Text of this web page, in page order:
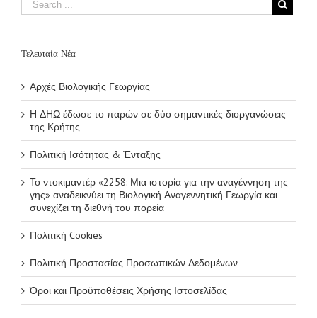
Γεωργία και
Τελευταία Νέα
Αρχές Βιολογικής Γεωργίας
Η ΔΗΩ έδωσε το παρών σε δύο σημαντικές διοργανώσεις
της Κρήτης
Πολιτική Ισότητας & Ένταξης
Το ντοκιμαντέρ «2258: Μια ιστορία για την αναγέννηση της
γης» αναδεικνύει τη Βιολογική Αναγεννητική Γεωργία και
συνεχίζει τη διεθνή του πορεία
Πολιτική Cookies
Πολιτική Προστασίας Προσωπικών Δεδομένων
Όροι και Προϋποθέσεις Χρήσης Ιστοσελίδας